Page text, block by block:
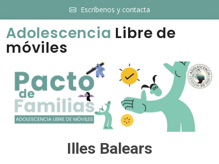
Escríbenos y contacta
Adolescencia Libre de
móviles
Illes Balears